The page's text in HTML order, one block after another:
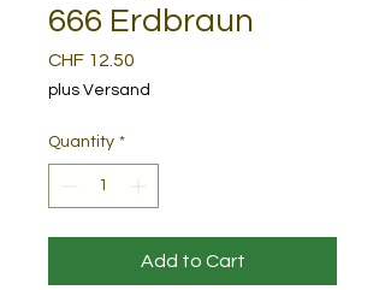
666 Erdbraun
CHF 12.50
plus Versand
Quantity *
Add to Cart